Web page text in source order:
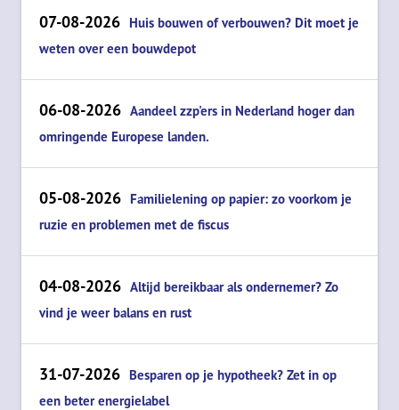
07-08-2026 Huis bouwen of verbouwen? Dit moet je
weten over een bouwdepot
06-08-2026 Aandeel zzp'ers in Nederland hoger dan
omringende Europese landen.
05-08-2026 Familielening op papier: zo voorkom je
ruzie en problemen met de fiscus
04-08-2026 Altijd bereikbaar als ondernemer? Zo
vind je weer balans en rust
31-07-2026 Besparen op je hypotheek? Zet in op
een beter energielabel